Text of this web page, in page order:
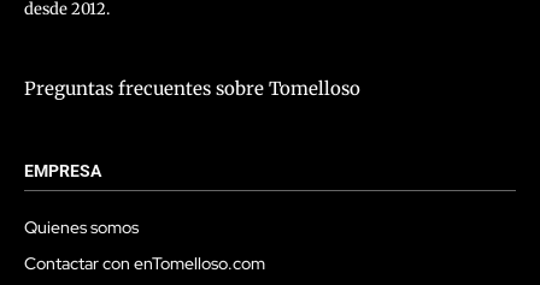
desde 2012.
Preguntas frecuentes sobre Tomelloso
EMPRESA
Quienes somos
Contactar con enTomelloso.com